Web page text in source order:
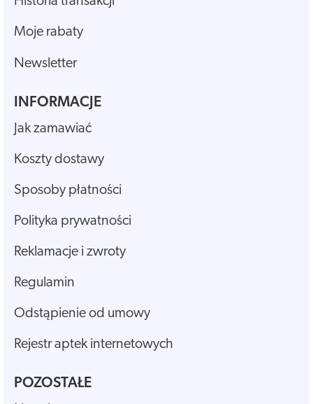
Moje rabaty
Newsletter
INFORMACJE
Jak zamawiać
Koszty dostawy
Sposoby płatności
Polityka prywatności
Reklamacje i zwroty
Regulamin
Odstąpienie od umowy
Rejestr aptek internetowych
POZOSTAŁE